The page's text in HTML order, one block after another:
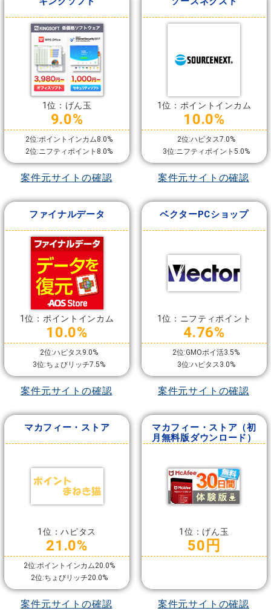
1位：げん玉
9.0%
2位:ポイントインカム8.0%
2位:ニフティポイント8.0%
案件元サイトの確認
1位：ポイントインカム
10.0%
2位:ハピタス7.0%
3位:ニフティポイント5.0%
案件元サイトの確認
ファイナルデータ
1位：ポイントインカム
10.0%
2位:ハピタス9.0%
3位:ちょびリッチ7.5%
案件元サイトの確認
ベクターPCショップ
1位：ニフティポイント
4.76%
2位:GMOポイ活3.5%
3位:ハピタス3.0%
案件元サイトの確認
マカフィー・ストア
1位：ハピタス
21.0%
2位:ポイントインカム20.0%
2位:ちょびリッチ20.0%
案件元サイトの確認
マカフィー・ストア（初
月無料版ダウンロード）
1位：げん玉
50円
案件元サイトの確認